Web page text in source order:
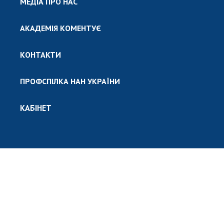
АКАДЕМІЯ КОМЕНТУЄ
КОНТАКТИ
ПРОФСПІЛКА НАН УКРАЇНИ
КАБІНЕТ